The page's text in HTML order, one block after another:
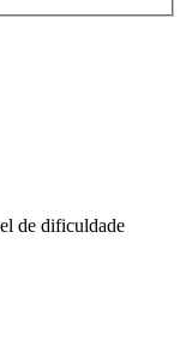
de dificuldade